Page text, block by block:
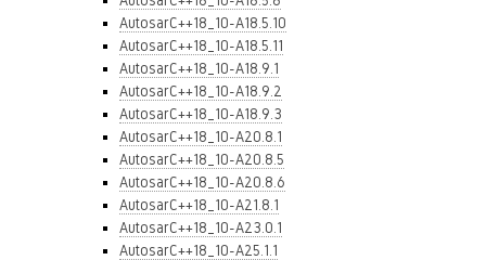
AutosarC++18_10-A18.5.10
AutosarC++18_10-A18.5.11
AutosarC++18_10-A18.9.1
AutosarC++18_10-A18.9.2
AutosarC++18_10-A18.9.3
AutosarC++18_10-A20.8.1
AutosarC++18_10-A20.8.5
AutosarC++18_10-A20.8.6
AutosarC++18_10-A21.8.1
AutosarC++18_10-A23.0.1
AutosarC++18_10-A25.1.1